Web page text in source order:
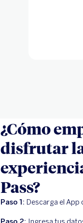
¿Cómo
disfrutar
Pass?
Paso 1: Descarga el App